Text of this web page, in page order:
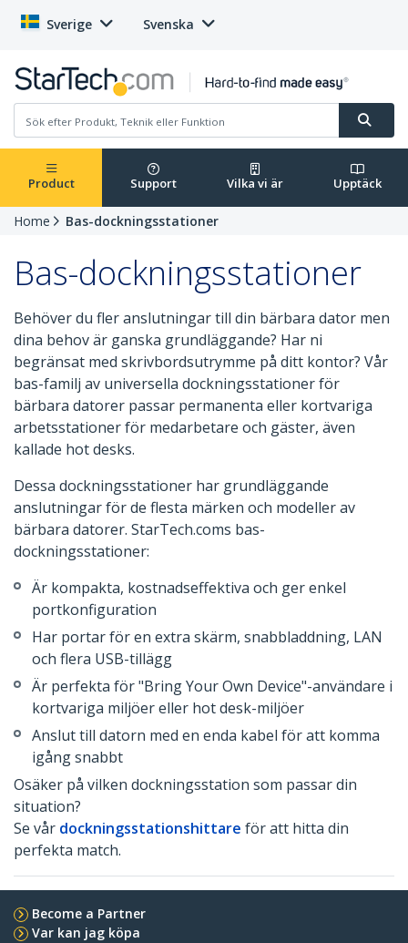
Sverige Svenska
Product Support Vilka vi är Upptäck
Home Bas-dockningsstationer
Bas-dockningsstationer
Behöver du fler anslutningar till din bärbara dator men
dina behov är ganska grundläggande? Har ni
begränsat med skrivbordsutrymme på ditt kontor? Vår
bas-familj av universella dockningsstationer för
bärbara datorer passar permanenta eller kortvariga
arbetsstationer för medarbetare och gäster, även
kallade hot desks.
Dessa dockningsstationer har grundläggande
anslutningar för de flesta märken och modeller av
bärbara datorer. StarTech.coms bas-
dockningsstationer:
Är kompakta, kostnadseffektiva och ger enkel
portkonfiguration
Har portar för en extra skärm, snabbladdning, LAN
och flera USB-tillägg
Är perfekta för "Bring Your Own Device"-användare i
kortvariga miljöer eller hot desk-miljöer
Anslut till datorn med en enda kabel för att komma
igång snabbt
Osäker på vilken dockningsstation som passar din
situation?
Se vår dockningsstationshittare för att hitta din
perfekta match.
Become a Partner
Var kan jag köpa